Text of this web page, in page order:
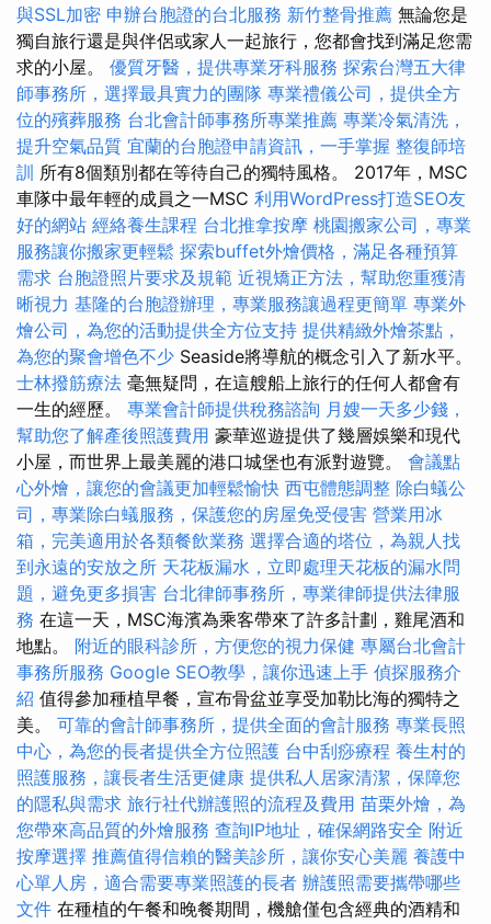
與SSL加密 申辦台胞證的台北服務 新竹整骨推薦 無論您是
獨自旅行還是與伴侶或家人一起旅行，您都會找到滿足您需
求的小屋。 優質牙醫，提供專業牙科服務 探索台灣五大律
師事務所，選擇最具實力的團隊 專業禮儀公司，提供全方
位的殯葬服務 台北會計師事務所專業推薦 專業冷氣清洗，
提升空氣品質 宜蘭的台胞證申請資訊，一手掌握 整復師培
訓 所有8個類別都在等待自己的獨特風格。 2017年，MSC
車隊中最年輕的成員之一MSC 利用WordPress打造SEO友
好的網站 經絡養生課程 台北推拿按摩 桃園搬家公司，專業
服務讓你搬家更輕鬆 探索buffet外燴價格，滿足各種預算
需求 台胞證照片要求及規範 近視矯正方法，幫助您重獲清
晰視力 基隆的台胞證辦理，專業服務讓過程更簡單 專業外
燴公司，為您的活動提供全方位支持 提供精緻外燴茶點，
為您的聚會增色不少 Seaside將導航的概念引入了新水平。
士林撥筋療法 毫無疑問，在這艘船上旅行的任何人都會有
一生的經歷。 專業會計師提供稅務諮詢 月嫂一天多少錢，
幫助您了解產後照護費用 豪華巡遊提供了幾層娛樂和現代
小屋，而世界上最美麗的港口城堡也有派對遊覽。 會議點
心外燴，讓您的會議更加輕鬆愉快 西屯體態調整 除白蟻公
司，專業除白蟻服務，保護您的房屋免受侵害 營業用冰
箱，完美適用於各類餐飲業務 選擇合適的塔位，為親人找
到永遠的安放之所 天花板漏水，立即處理天花板的漏水問
題，避免更多損害 台北律師事務所，專業律師提供法律服
務 在這一天，MSC海濱為乘客帶來了許多計劃，雞尾酒和
地點。 附近的眼科診所，方便您的視力保健 專屬台北會計
事務所服務 Google SEO教學，讓你迅速上手 偵探服務介
紹 值得參加種植早餐，宣布骨盆並享受加勒比海的獨特之
美。 可靠的會計師事務所，提供全面的會計服務 專業長照
中心，為您的長者提供全方位照護 台中刮痧療程 養生村的
照護服務，讓長者生活更健康 提供私人居家清潔，保障您
的隱私與需求 旅行社代辦護照的流程及費用 苗栗外燴，為
您帶來高品質的外燴服務 查詢IP地址，確保網路安全 附近
按摩選擇 推薦值得信賴的醫美診所，讓你安心美麗 養護中
心單人房，適合需要專業照護的長者 辦護照需要攜帶哪些
文件 在種植的午餐和晚餐期間，機艙僅包含經典的酒精和